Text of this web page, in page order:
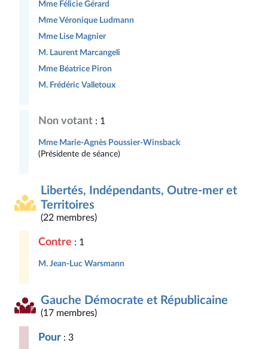
Mme Félicie Gérard
Mme Véronique Ludmann
Mme Lise Magnier
M. Laurent Marcangeli
Mme Béatrice Piron
M. Frédéric Valletoux
Non votant : 1
Mme Marie-Agnès Poussier-Winsback
(Présidente de séance)
Libertés, Indépendants, Outre-mer et
Territoires
(22 membres)
Contre : 1
M. Jean-Luc Warsmann
Gauche Démocrate et Républicaine
(17 membres)
Pour : 3